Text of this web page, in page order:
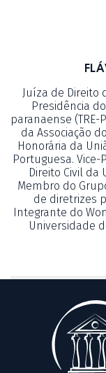
Juíza de Direito
Presidência
paranaense
da Associação
Honorária da
Portuguesa.
Direito Civil da
Membro do
de diretrizes
Integrante do
Universidade